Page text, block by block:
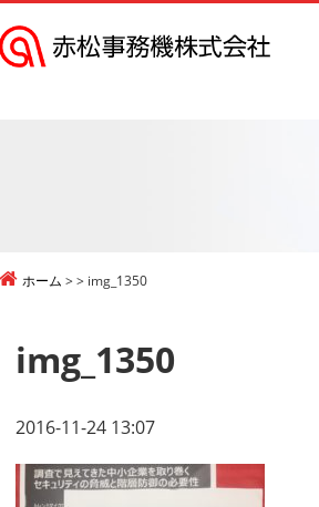
会 ホーム img_1350
img_1350
2016-11-24 13:07